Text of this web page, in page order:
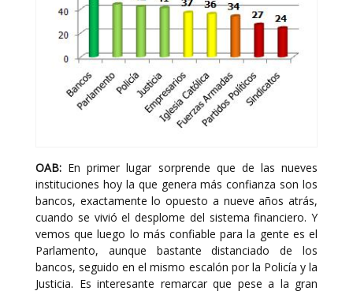
OAB: En primer lugar sorprende que de las nueves
instituciones hoy la que genera más confianza son los
bancos, exactamente lo opuesto a nueve años atrás,
cuando se vivió el desplome del sistema financiero. Y
vemos que luego lo más confiable para la gente es el
Parlamento, aunque bastante distanciado de los
bancos, seguido en el mismo escalón por la Policía y la
Justicia. Es interesante remarcar que pese a la gran